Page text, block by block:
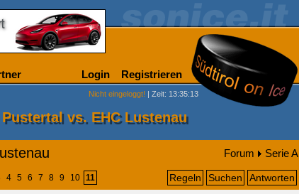
Login Registrieren
Nicht eingeloggt! | Zeit: 13:35:13
vs. EHC Lustenau
Forum Serie A
4 5 6 7 8 9 10 11 Regeln Suchen Antworten